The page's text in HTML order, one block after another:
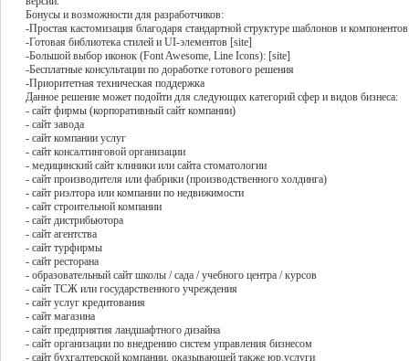
Бонусы и возможности для разработчиков:
-Простая кастомизация благодаря стандартной структуре шаблонов и
-Готовая библиотека стилей и UI-элементов [site]
-Большой выбор иконок (Font Awesome, Line Icons): [site]
-Бесплатные консультации по доработке готового решения
-Приоритетная техническая поддержка
Данное решение может подойти для следующих категорий сфер и видов бизнеса:
- сайт фирмы (корпоративный сайт компании)
- сайт завода
- сайт компании услуг
- сайт консалтинговой организации
- медицинский сайт клиники или сайта стоматологии
- сайт производителя или фабрики (производственного холдинга)
- сайт риэлтора или компании по недвижимости
- сайт строительной компании
- сайт дистрибьютора
- сайт агентства
- сайт турфирмы
- сайт ресторана
- образовательный сайт школы / сада / учебного центра / курсов
- сайт ТСЖ или государственного учреждения
- сайт услуг кредитования
- сайт магазина
- сайт предприятия ландшафтного дизайна
- сайт организации по внедрению систем управления бизнесом
- сайт бухгалтерской компании, оказывающей также юр.услуги